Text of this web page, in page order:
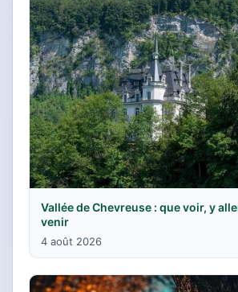
Vallée de Chevreuse : que voir, y
venir
4 août 2026